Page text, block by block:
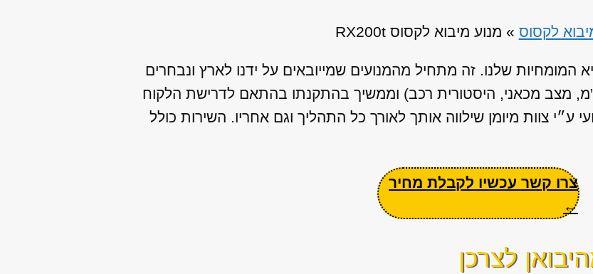
לקסוס » מנוע מיבוא לקסוס RX200t
המומחיות שלנו. זה מתחיל מהמנועים שמייובאים על ידנו לארץ ונבחרים
מצב מכאני, היסטורית רכב) וממשיך בהתקנתו בהתאם לדרישת הלקוח
ע״י צוות מיומן שילווה אותך לאורך כל התהליך וגם אחריו. השירות כולל
צרו קשר עכשיו לקבלת מחיר
←
לצרכן